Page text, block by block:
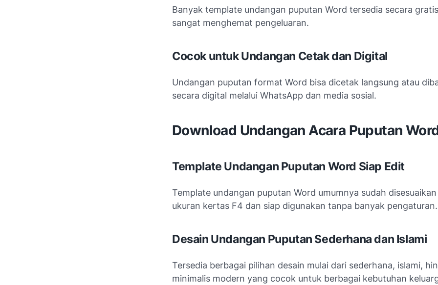
Banyak template undangan puputan Word tersedia secara
sangat menghemat pengeluaran.
Cocok untuk Undangan Cetak dan Digital
Undangan puputan format Word bisa dicetak langsung atau
secara digital melalui WhatsApp dan media sosial.
Download Undangan Acara Puputan
Template Undangan Puputan Word Siap Edit
Template undangan puputan Word umumnya sudah
ukuran kertas F4 dan siap digunakan tanpa banyak pengaturan.
Desain Undangan Puputan Sederhana dan Islami
Tersedia berbagai pilihan desain mulai dari sederhana, islami,
minimalis modern yang cocok untuk berbagai kebutuhan